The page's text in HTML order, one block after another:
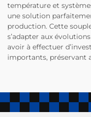
température et
une solution
production. Cette
s’adapter aux
avoir à effectuer
importants, préservant